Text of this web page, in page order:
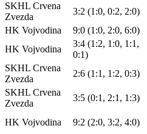
SKHL Crvena
Zvezda
3:2 (1:0, 0:2, 2:0)
HK Vojvodina
9:0 (1:0, 2:0, 6:0)
HK Vojvodina
3:4 (1:2, 1:0, 1:1,
0:1)
SKHL Crvena
Zvezda
2:6 (1:1, 1:2, 0:3)
SKHL Crvena
Zvezda
3:5 (0:1, 2:1, 1:3)
HK Vojvodina
9:2 (2:0, 3:2, 4:0)